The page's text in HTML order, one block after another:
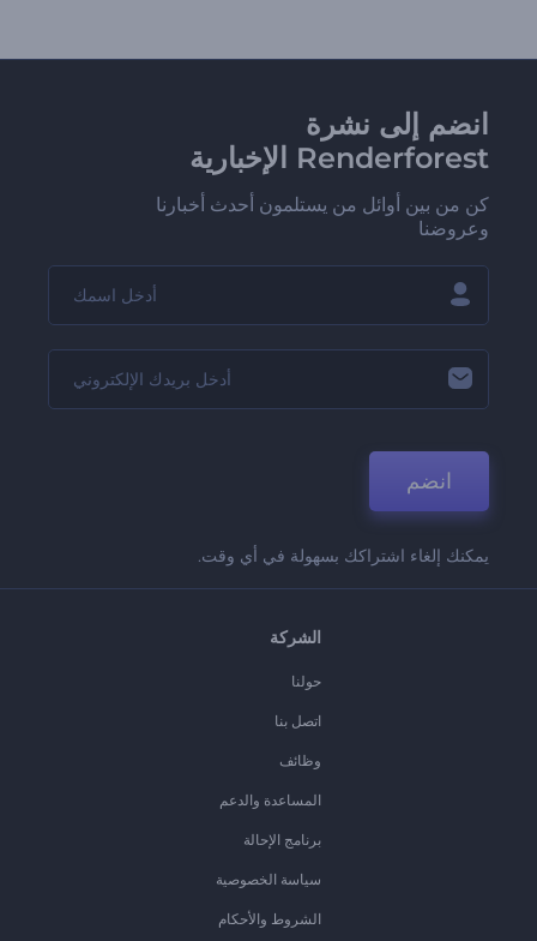
انضم إلى نشرة
Renderforest الإخبارية
كن من بين أوائل من يستلمون أحدث أخبارنا
وعروضنا
انضم
يمكنك إلغاء اشتراكك بسهولة في أي وقت.
الشركة
حولنا
اتصل بنا
وظائف
المساعدة والدعم
برنامج الإحالة
سياسة الخصوصية
الشروط والأحكام